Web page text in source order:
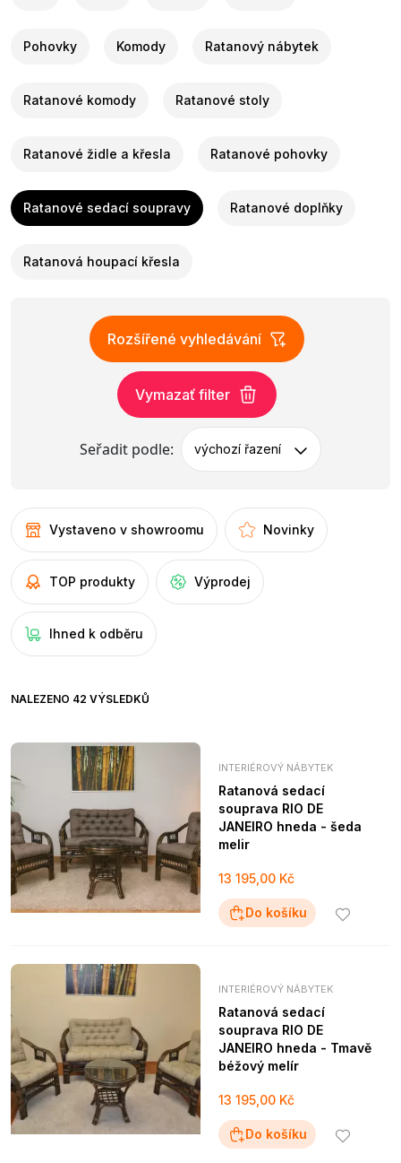
Pohovky Komody Ratanový nábytek
Ratanové komody Ratanové stoly
Ratanové židle a křesla Ratanové pohovky
Ratanové sedací soupravy Ratanové doplňky
Ratanová houpací křesla
Rozšířené vyhledávání
Vymazať filter
Seřadit podle: výchozí řazení
Vystaveno v showroomu Novinky
TOP produkty Výprodej
Ihned k odběru
NALEZENO 42 VÝSLEDKŮ
INTERIÉROVÝ NÁBYTEK
Ratanová sedací
souprava RIO DE
JANEIRO hneda - šeda
melir
13 195,00 Kč
Do košíku
INTERIÉROVÝ NÁBYTEK
Ratanová sedací
souprava RIO DE
JANEIRO hneda - Tmavě
béžový melír
13 195,00 Kč
Do košíku